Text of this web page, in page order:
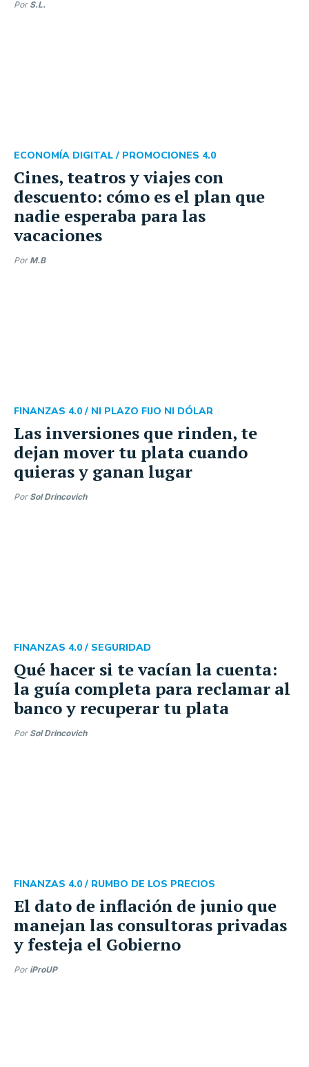
Por S.L.
Cines, teatros y viajes con
descuento: cómo es el plan que
nadie esperaba para las
vacaciones
ECONOMÍA DIGITAL / PROMOCIONES 4.0
Por M.B
Las inversiones que rinden, te
dejan mover tu plata cuando
quieras y ganan lugar
FINANZAS 4.0 / NI PLAZO FIJO NI DÓLAR
Por Sol Drincovich
Qué hacer si te vacían la cuenta:
la guía completa para reclamar al
banco y recuperar tu plata
FINANZAS 4.0 / SEGURIDAD
Por Sol Drincovich
El dato de inflación de junio que
manejan las consultoras privadas
y festeja el Gobierno
FINANZAS 4.0 / RUMBO DE LOS PRECIOS
Por iProUP